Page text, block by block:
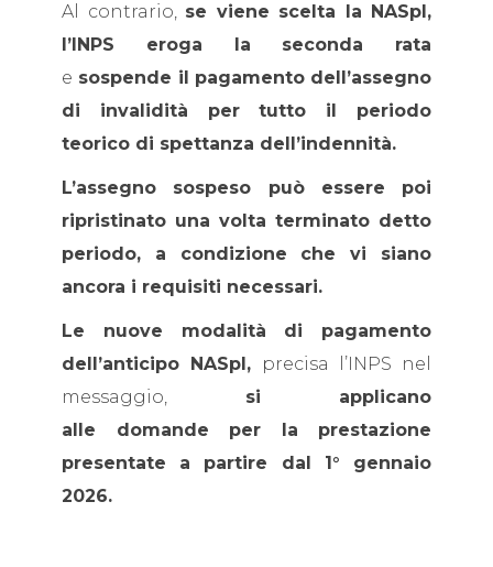
Al contrario, se viene scelta la NASpI,
l’INPS eroga la seconda rata
e sospende il pagamento dell’assegno
di invalidità per tutto il periodo
teorico di spettanza dell’indennità.
L’assegno sospeso può essere poi
ripristinato una volta terminato detto
periodo, a condizione che vi siano
ancora i requisiti necessari.
Le nuove modalità di pagamento
dell’anticipo NASpI, precisa l’INPS nel
messaggio, si applicano
alle domande per la prestazione
presentate a partire dal 1° gennaio
2026.